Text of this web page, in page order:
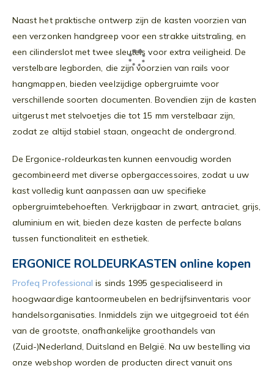
Naast het praktische ontwerp zijn de kasten voorzien van
een verzonken handgreep voor een strakke uitstraling, en
een cilinderslot met twee sleutels voor extra veiligheid. De
verstelbare legborden, die zijn voorzien van rails voor
hangmappen, bieden veelzijdige opbergruimte voor
verschillende soorten documenten. Bovendien zijn de kasten
uitgerust met stelvoetjes die tot 15 mm verstelbaar zijn,
zodat ze altijd stabiel staan, ongeacht de ondergrond.
De Ergonice-roldeurkasten kunnen eenvoudig worden
gecombineerd met diverse opbergaccessoires, zodat u uw
kast volledig kunt aanpassen aan uw specifieke
opbergruimtebehoeften. Verkrijgbaar in zwart, antraciet, grijs,
aluminium en wit, bieden deze kasten de perfecte balans
tussen functionaliteit en esthetiek.
ERGONICE ROLDEURKASTEN online kopen
Profeq Professional is sinds 1995 gespecialiseerd in
hoogwaardige kantoormeubelen en bedrijfsinventaris voor
handelsorganisaties. Inmiddels zijn we uitgegroeid tot één
van de grootste, onafhankelijke groothandels van
(Zuid-)Nederland, Duitsland en België. Na uw bestelling via
onze webshop worden de producten direct vanuit ons